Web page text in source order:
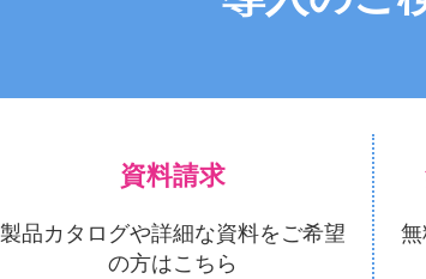
資料請求
製品カタログや詳細な資料をご希望
の方はこちら